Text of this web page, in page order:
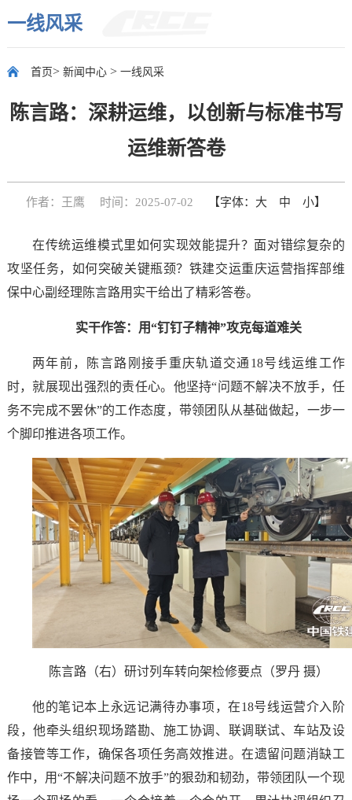
一线风采
首页> 新闻中心 > 一线风采
陈言路：深耕运维，以创新与标准书写
运维新答卷
作者：王鹰 时间：2025-07-02 【字体： 大 中 小】
在传统运维模式里如何实现效能提升？面对错综复杂的
攻坚任务，如何突破关键瓶颈？铁建交运重庆运营指挥部维
保中心副经理陈言路用实干给出了精彩答卷。
实干作答：用“钉钉子精神”攻克每道难关
两年前，陈言路刚接手重庆轨道交通18号线运维工作
时，就展现出强烈的责任心。他坚持“问题不解决不放手，任
务不完成不罢休”的工作态度，带领团队从基础做起，一步一
个脚印推进各项工作。
陈言路（右）研讨列车转向架检修要点（罗丹 摄）
他的笔记本上永远记满待办事项，在18号线运营介入阶
段，他牵头组织现场踏勘、施工协调、联调联试、车站及设
备接管等工作，确保各项任务高效推进。在遗留问题消缺工
作中，用“不解决问题不放手”的狠劲和韧劲，带领团队一个现